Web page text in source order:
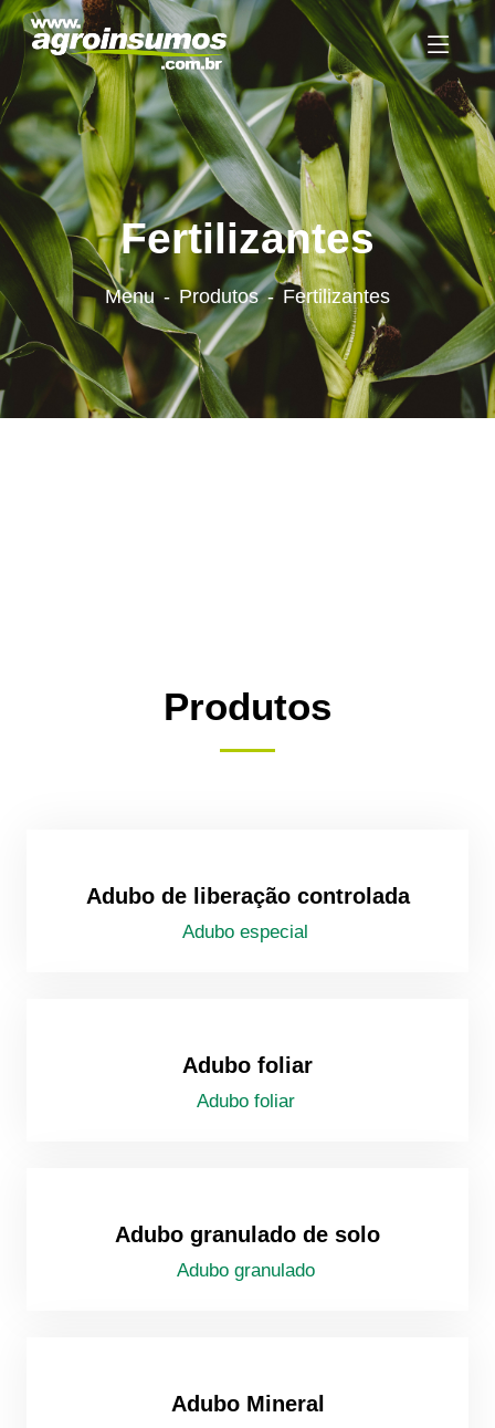
Fertilizantes
Menu Produtos Fertilizantes
Produtos
Adubo de liberação controlada
Adubo especial
Adubo foliar
Adubo foliar
Adubo granulado de solo
Adubo granulado
Adubo Mineral